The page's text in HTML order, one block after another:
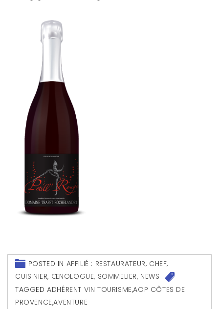
POSTED IN AFFILIÉ : RESTAURATEUR, CHEF,
CUISINIER, ŒNOLOGUE, SOMMELIER, NEWS
TAGGEDADHÉRENT VIN TOURISME,AOP CÔTES DE
PROVENCE,AVENTURE